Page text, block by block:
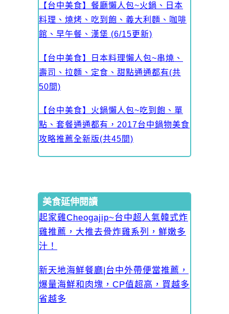
【台中美食】餐廳懶人包~火鍋、日本
料理、燒烤、吃到飽、義大利麵、咖啡
館、早午餐、漢堡 (6/15更新)
【台中美食】日本料理懶人包~串燒、
壽司、拉麵、定食、甜點通通都有(共
50間)
【台中美食】火鍋懶人包~吃到飽、單
點、套餐通通都有，2017台中鍋物美食
攻略推薦全新版(共45間)
美食延伸閱讀
起家雞Cheogajip~台中超人氣韓式炸
雞推薦，大推去骨炸雞系列，鮮嫩多
汁！
新天地海鮮餐廳|台中外帶便當推薦，
爆量海鮮和肉塊，CP值超高，買越多
省越多